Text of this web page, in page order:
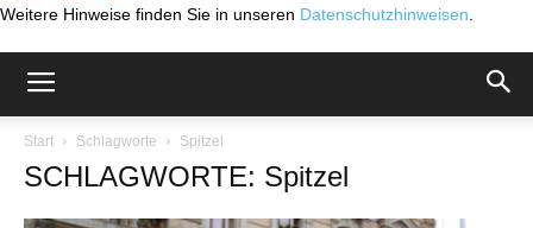
Weitere Hinweise finden Sie in unseren Datenschutzhinweisen
Start Schlagworte Spitzel
SCHLAGWORTE: Spitzel